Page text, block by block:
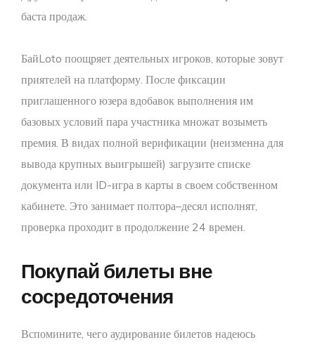
баста продаж.
БайLoto поощряет деятельных игроков, которые зовут
приятелей на платформу. После фиксации
приглашенного юзера вдобавок выполнения им
базовых условий пара участника множат возыметь
премия. В видах полной верификации (неизменна для
вывода крупных выигрышей) загрузите списке
документа или ID-игра в карты в своем собственном
кабинете. Это занимает полтора–десял исполнят,
проверка проходит в продолжение 24 времен.
Покупай билеты вне
сосредоточения
Вспомините, чего аудирование билетов надеюсь